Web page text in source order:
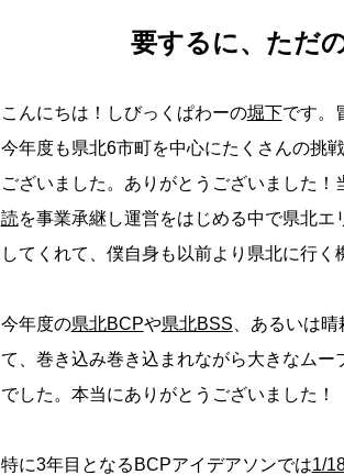
要するに、ただ
こんにちは！しびっくぱわーの堀下です。
今年度も県北6市町を中心にたくさんの挑
ございました。ありがとうございました
読を事業承継し運営をはじめる中で県北
してくれて、僕自身も以前より県北に行く
今年度の県北BCPや県北BSS 、あるいは
て、巻き込み巻き込まれながら大きなムー
でした。本当にありがとうございました！
特に3年目となるBCPアイデアソンでは1/